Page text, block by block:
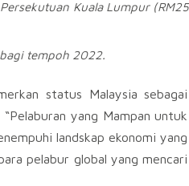
Kuala Lumpur (RM25
tempoh 2022.
status Malaysia sebagai
yang Mampan untuk
landskap ekonomi yang
pelabur global yang mencari